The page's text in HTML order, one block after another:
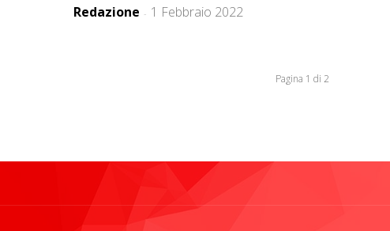
Redazione - 1 Febbraio 2022
Pagina 1 di 2